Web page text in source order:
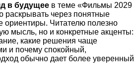
в будущее в теме «Фильмы 2029
раскрывать через понятные
ориентиры. Читателю полезно
мысль, но и конкретные акценты:
какие решения чаще
и почему спокойный,
обычно дает более уверенный